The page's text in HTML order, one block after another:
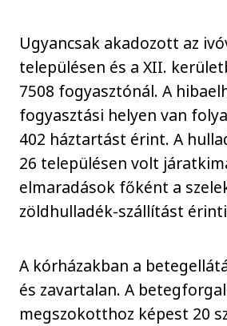
Ugyancsak akadozott az
településen és a XII.
7508 fogyasztónál. A
fogyasztási helyen van
402 háztartást érint. A
26 településen volt
elmaradások főként a
zöldhulladék-szállítást
A kórházakban a
és zavartalan. A
megszokotthoz képest 20